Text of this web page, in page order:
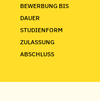
BEWERBUNG BIS
DAUER
STUDIENFORM
ZULASSUNG
ABSCHLUSS